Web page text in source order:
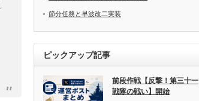
節分任務と早波改二実装
ピックアップ記事
前段作戦【反撃！第三十一
戦隊の戦い】開始